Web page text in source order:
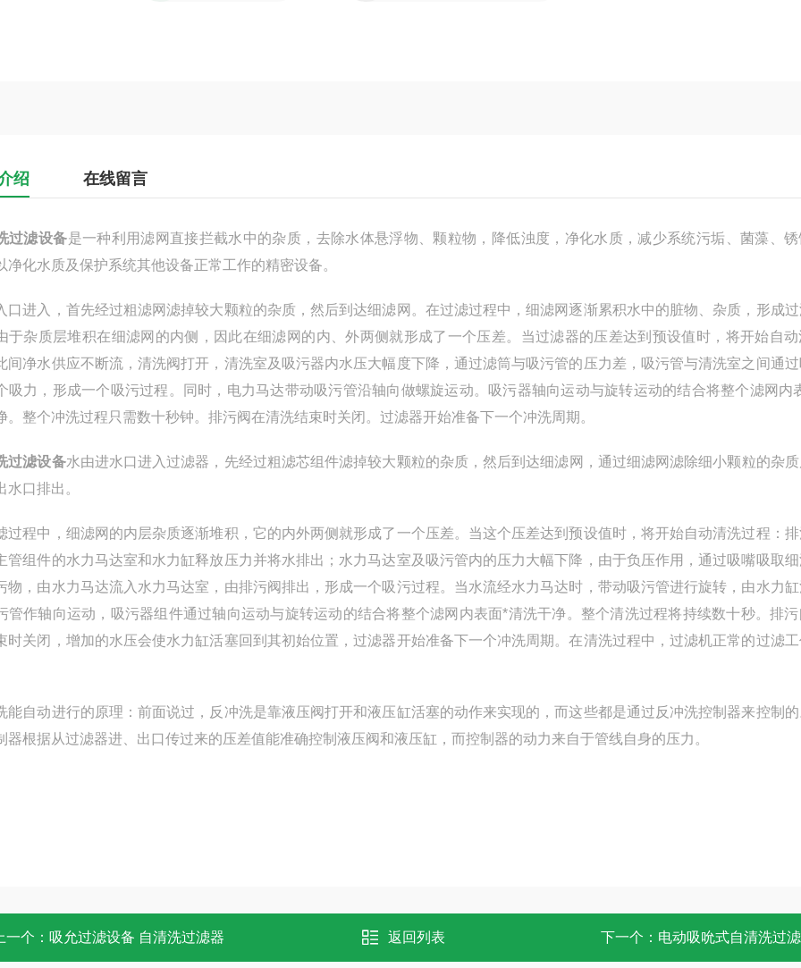
绍 在线留言
过滤设备是一种利用滤网直接拦截水中的杂质，去除水体悬浮物、颗粒物，降低浊度，净化水质，减少系统污垢、菌藻、
净化水质及保护系统其他设备正常工作的精密设备。
口进入，首先经过粗滤网滤掉较大颗粒的杂质，然后到达细滤网。在过滤过程中，细滤网逐渐累积水中的脏物、杂质，形成
于杂质层堆积在细滤网的内侧，因此在细滤网的内、外两侧就形成了一个压差。当过滤器的压差达到预设值时，将开始自
间净水供应不断流，清洗阀打开，清洗室及吸污器内水压大幅度下降，通过滤筒与吸污管的压力差，吸污管与清洗室之间通
吸力，形成一个吸污过程。同时，电力马达带动吸污管沿轴向做螺旋运动。吸污器轴向运动与旋转运动的结合将整个滤网内
。整个冲洗过程只需数十秒钟。排污阀在清洗结束时关闭。过滤器开始准备下一个冲洗周期。
过滤设备水由进水口进入过滤器，先经过粗滤芯组件滤掉较大颗粒的杂质，然后到达细滤网，通过细滤网滤除细小颗粒的杂
水口排出。
过程中，细滤网的内层杂质逐渐堆积，它的内外两侧就形成了一个压差。当这个压差达到预设值时，将开始自动清洗过程：
管组件的水力马达室和水力缸释放压力并将水排出；水力马达室及吸污管内的压力大幅下降，由于负压作用，通过吸嘴吸取
物，由水力马达流入水力马达室，由排污阀排出，形成一个吸污过程。当水流经水力马达时，带动吸污管进行旋转，由水力
管作轴向运动，吸污器组件通过轴向运动与旋转运动的结合将整个滤网内表面*清洗干净。整个清洗过程将持续数十秒。排
时关闭，增加的水压会使水力缸活塞回到其初始位置，过滤器开始准备下一个冲洗周期。在清洗过程中，过滤机正常的过滤
能自动进行的原理：前面说过，反冲洗是靠液压阀打开和液压缸活塞的动作来实现的，而这些都是通过反冲洗控制器来控制
器根据从过滤器进、出口传过来的压差值能准确控制液压阀和液压缸，而控制器的动力来自于管线自身的压力。
一个： 吸允过滤设备 自清洗过滤器 返回列表 下一个： 电动吸吮式自清洗过